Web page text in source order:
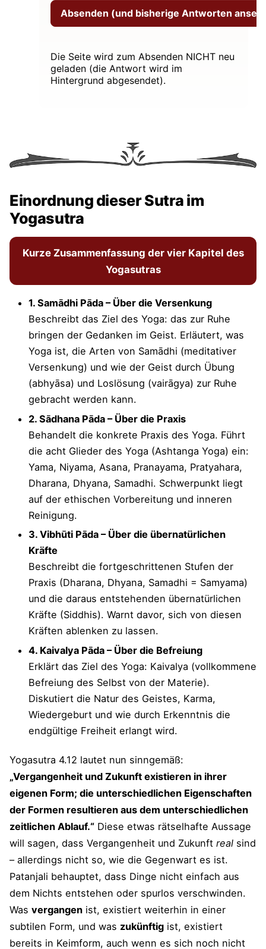
G. Pradīpaka: „... (Der Unterschied besteht nur)
in den Eigenschaften (der Formen) (dharmāṇām)
- d.h. Vergangenheit, Gegenwart und Zukunft -
(adhva)“
12koerbe.de: „... aus der „ist“-Weg- Aufspaltung
Unterschiede in den Eigenschaften der Formen,
die zu verschiedenen Zeiten angenommen
I. K. Taimni: „Die Vergangenheit und die Zukunft
existieren in ihrer eigenen (realen) Form. ....“
Swami Satchidananda: „... die sich aufgrund von
Eigenschaften manifestieren.“
„Zukunft“ ...;beide existieren innerhalb des
Objekts, zu jeder Zeit
. Form und Ausdruck
variieren je nach Zeit ...“
Swami Vivekananda: „Die Vergangenheit und die
Zukunft existieren in ihrer eigenen Natur, ....“
Wim van den Dungen (buddhistischer
Kommentar zum Yogasutra): „... weil die Wege
der Formen unterschiedlich sind.“
Rainbowbody: „Die fragmentierte
reduktionistische Denkweise reduziert und
degradiert (bhedet) die Ereignisse der
Vergangenheit (atita) und der Zukunft
(anagatam) zu separaten, isolierten und
fragmentierten gefrorenen Teilen ....“
Die Seite wird zum Absenden NICHT neu
geladen (die Antwort wird im
Hintergrund abgesendet).
Einordnung dieser Sutra im
Yogasutra
Kurze Zusammenfassung der vier Kapitel des
Yogasutras
1. Samādhi Pāda – Über die Versenkung
Beschreibt das Ziel des Yoga: das zur Ruhe
bringen der Gedanken im Geist. Erläutert, was
Yoga ist, die Arten von Samādhi (meditativer
Versenkung) und wie der Geist durch Übung
(abhyāsa) und Loslösung (vairāgya) zur Ruhe
gebracht werden kann.
2. Sādhana Pāda – Über die Praxis
Behandelt die konkrete Praxis des Yoga. Führt
die acht Glieder des Yoga (Ashtanga Yoga) ein:
Yama, Niyama, Asana, Pranayama, Pratyahara,
Dharana, Dhyana, Samadhi. Schwerpunkt liegt
auf der ethischen Vorbereitung und inneren
Reinigung.
3. Vibhūti Pāda – Über die übernatürlichen
Kräfte
Beschreibt die fortgeschrittenen Stufen der
Praxis (Dharana, Dhyana, Samadhi = Samyama)
und die daraus entstehenden übernatürlichen
Kräfte (Siddhis). Warnt davor, sich von diesen
Kräften ablenken zu lassen.
4. Kaivalya Pāda – Über die Befreiung
Erklärt das Ziel des Yoga: Kaivalya (vollkommene
Befreiung des Selbst von der Materie).
Diskutiert die Natur des Geistes, Karma,
Wiedergeburt und wie durch Erkenntnis die
endgültige Freiheit erlangt wird.
Yogasutra 4.12 lautet nun sinngemäß:
„Vergangenheit und Zukunft existieren in ihrer
eigenen Form; die unterschiedlichen Eigenschaften
der Formen resultieren aus dem unterschiedlichen
zeitlichen Ablauf.“ Diese etwas rätselhafte Aussage
will sagen, dass Vergangenheit und Zukunft real sind
– allerdings nicht so, wie die Gegenwart es ist.
Patanjali behauptet, dass Dinge nicht einfach aus
dem Nichts entstehen oder spurlos verschwinden.
Was vergangen ist, existiert weiterhin in einer
subtilen Form, und was zukünftig ist, existiert
bereits in Keimform, auch wenn es sich noch nicht